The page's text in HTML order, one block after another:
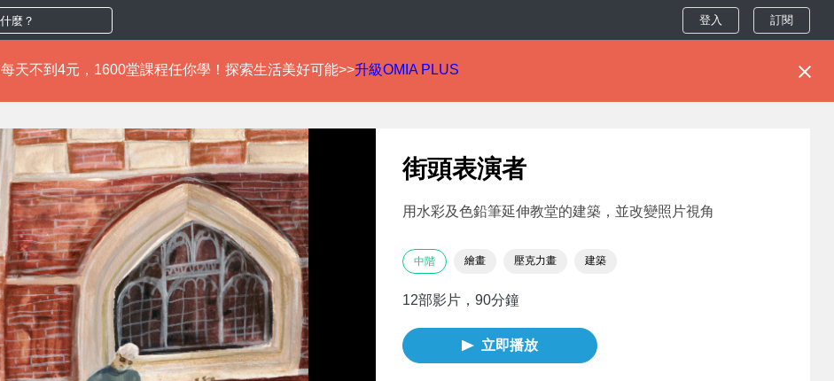
登入 訂閱
每天不到4元，1600堂課程任你學！探索生活美好可能>>升級OMIA PLUS
街頭表演者
用水彩及色鉛筆延伸教堂的建築，並改變照片視角
中階 繪畫 壓克力畫 建築
12部影片，90分鐘
立即播放